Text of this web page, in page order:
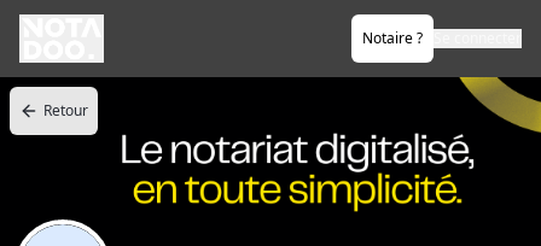
Notaire ?
Retour